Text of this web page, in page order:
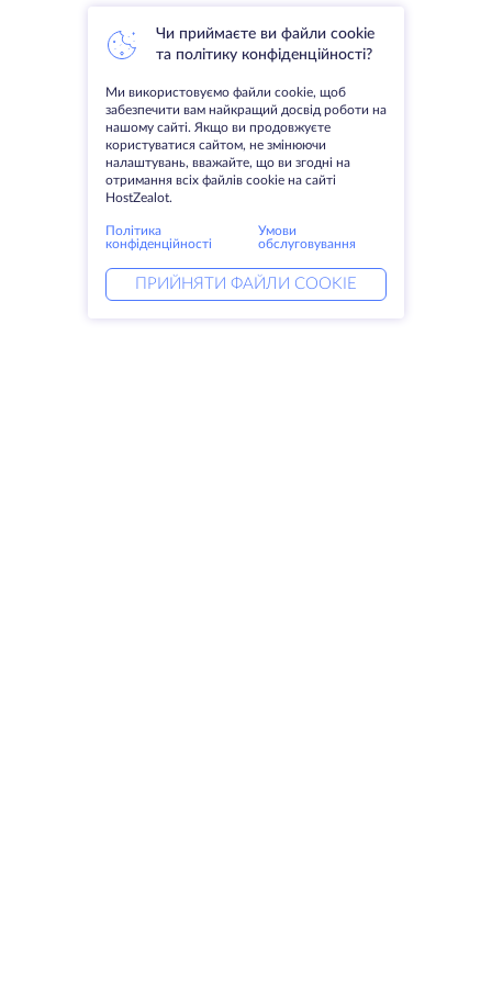
Чи приймаєте ви файли cookie
та політику конфіденційності?
Ми використовуємо файли cookie, щоб
забезпечити вам найкращий досвід роботи на
нашому сайті. Якщо ви продовжуєте
користуватися сайтом, не змінюючи
налаштувань, вважайте, що ви згодні на
отримання всіх файлів cookie на сайті
HostZealot.
Політика
конфіденційності
Умови
обслуговування
ПРИЙНЯТИ ФАЙЛИ COOKIE